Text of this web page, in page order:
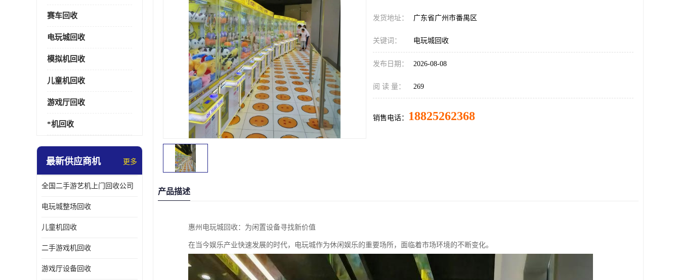
赛车回收
电玩城回收
模拟机回收
儿童机回收
游戏厅回收
*机回收
最新供应商机 更多
全国二手游艺机上门回收公司
电玩城整场回收
儿童机回收
二手游戏机回收
游戏厅设备回收
发货地址： 广东省广州市番禺区
关键词： 电玩城回收
发布日期： 2026-08-08
阅 读 量： 269
销售电话： 18825262368
产品描述
惠州电玩城回收：为闲置设备寻找新价值
在当今娱乐产业快速发展的时代，电玩城作为休闲娱乐的重要场所，面临着市场环境的不断变化。